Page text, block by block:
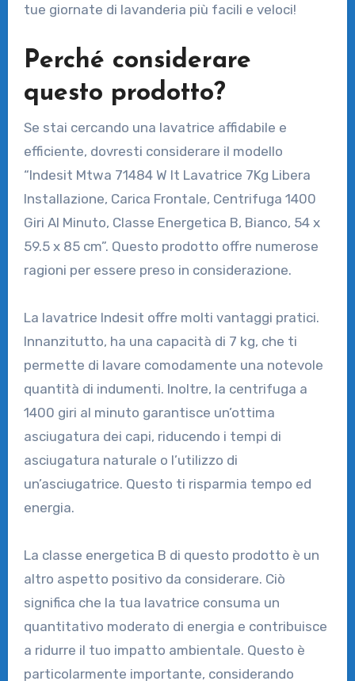
tue giornate di lavanderia più facili e veloci!
Perché considerare
questo prodotto?
Se stai cercando una lavatrice affidabile e
efficiente, dovresti considerare il modello
“Indesit Mtwa 71484 W It Lavatrice 7Kg Libera
Installazione, Carica Frontale, Centrifuga 1400
Giri Al Minuto, Classe Energetica B, Bianco, 54 x
59.5 x 85 cm”. Questo prodotto offre numerose
ragioni per essere preso in considerazione.
La lavatrice Indesit offre molti vantaggi pratici.
Innanzitutto, ha una capacità di 7 kg, che ti
permette di lavare comodamente una notevole
quantità di indumenti. Inoltre, la centrifuga a
1400 giri al minuto garantisce un’ottima
asciugatura dei capi, riducendo i tempi di
asciugatura naturale o l’utilizzo di
un’asciugatrice. Questo ti risparmia tempo ed
energia.
La classe energetica B di questo prodotto è un
altro aspetto positivo da considerare. Ciò
significa che la tua lavatrice consuma un
quantitativo moderato di energia e contribuisce
a ridurre il tuo impatto ambientale. Questo è
particolarmente importante, considerando